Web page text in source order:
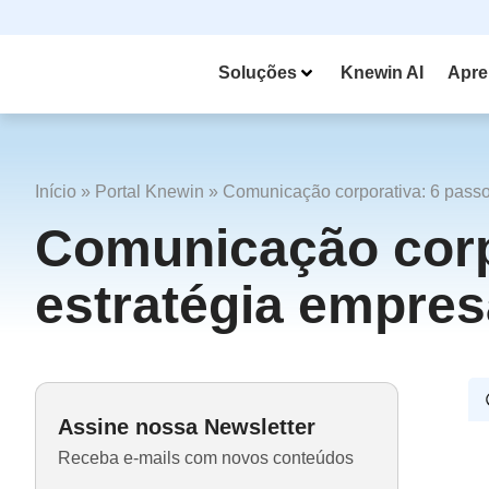
Soluções Knewin AI
Início » Portal Knewin » Comunicação corporativa: 6
Comunicação
estratégia
Assine nossa Newsletter
Receba e-mails com novos conteúdos